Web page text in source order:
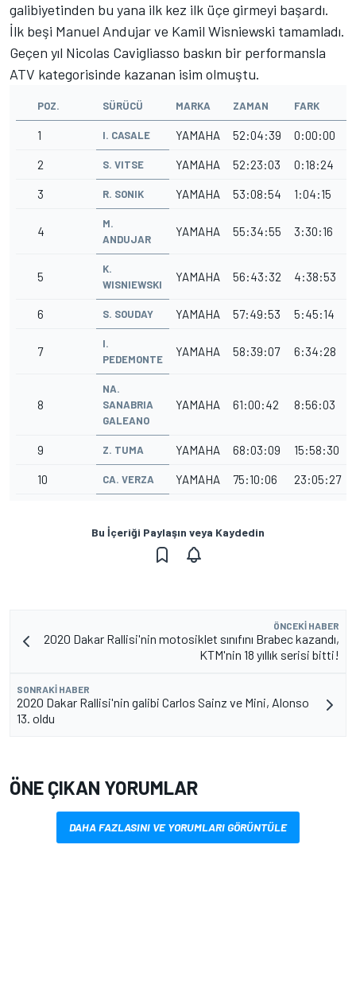
galibiyetinden bu yana ilk kez ilk üçe girmeyi başardı.
İlk beşi Manuel Andujar ve Kamil Wisniewski tamamladı.
Geçen yıl Nicolas Cavigliasso baskın bir performansla
ATV kategorisinde kazanan isim olmuştu.
POZ. SÜRÜCÜ MARKA ZAMAN FARK
1 I. CASALE YAMAHA 52:04:39 0:00:00
2 S. VITSE YAMAHA 52:23:03 0:18:24
3 R. SONIK YAMAHA 53:08:54 1:04:15
4
M.
ANDUJAR
YAMAHA 55:34:55 3:30:16
5
K.
WISNIEWSKI
YAMAHA 56:43:32 4:38:53
6 S. SOUDAY YAMAHA 57:49:53 5:45:14
7
I.
PEDEMONTE
YAMAHA 58:39:07 6:34:28
8
NA.
SANABRIA
GALEANO
YAMAHA 61:00:42 8:56:03
9 Z. TUMA YAMAHA 68:03:09 15:58:30
10 CA. VERZA YAMAHA 75:10:06 23:05:27
Bu İçeriği Paylaşın veya Kaydedin
ÖNCEKI HABER
2020 Dakar Rallisi'nin motosiklet sınıfını Brabec kazandı,
KTM'nin 18 yıllık serisi bitti!
SONRAKI HABER
2020 Dakar Rallisi'nin galibi Carlos Sainz ve Mini, Alonso
13. oldu
ÖNE ÇIKAN YORUMLAR
DAHA FAZLASINI VE YORUMLARI GÖRÜNTÜLE